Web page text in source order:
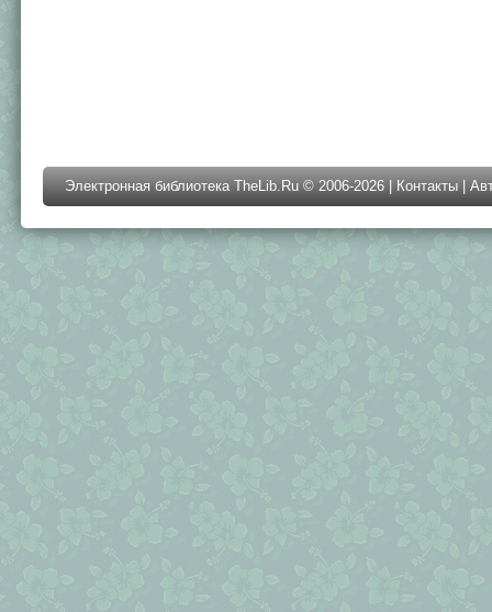
Электронная библиотека TheLib.Ru © 2006-2026 | Контакты |